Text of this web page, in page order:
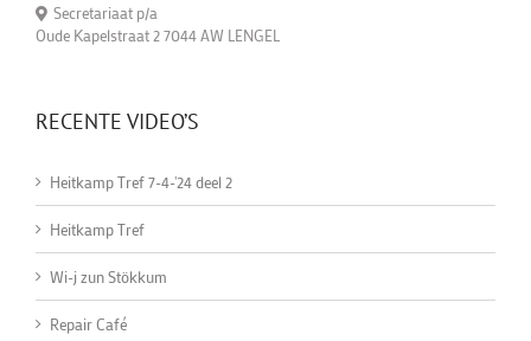
Secretariaat p/a
Oude Kapelstraat 2 7044 AW LENGEL
RECENTE VIDEO’S
Heitkamp Tref 7-4-'24 deel 2
Heitkamp Tref
Wi-j zun Stökkum
Repair Café